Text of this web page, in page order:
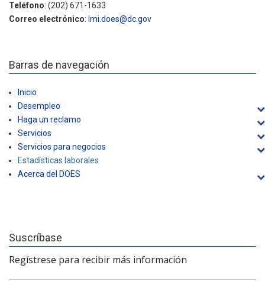
Teléfono: (202) 671-1633
Correo electrónico: lmi.does@dc.gov
Barras de navegación
Inicio
Desempleo
Haga un reclamo
Servicios
Servicios para negocios
Estadísticas laborales
Acerca del DOES
Suscríbase